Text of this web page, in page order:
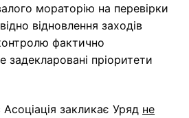
мораторію на перевірки
відновлення заходів
фактично
задекларовані пріоритети
закликає Уряд не